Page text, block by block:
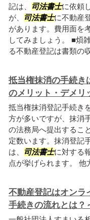
記は、
司法書士に依頼
が、
司法書士に不動産
があります。費用面を
してみましょう。 ■煩
る不動産登記は書類の
抵当権抹消の手続き
のメリット・デメリ
抵当権抹消登記手続き
方が多いですが、抹消
の法務局へ提出するこ
定数います。抹消登記
は、
司法書士に対する
点が挙げられます。 他
不動産登記はオンラ
手続きの流れとは？